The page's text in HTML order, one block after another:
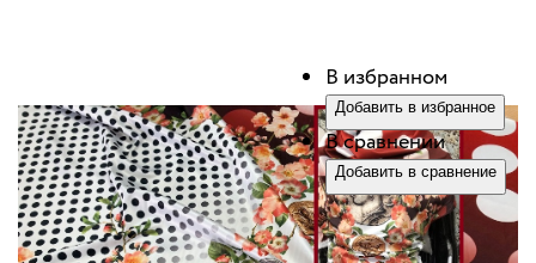
В избранном
Добавить в избранное
В сравнении
Добавить в сравнение